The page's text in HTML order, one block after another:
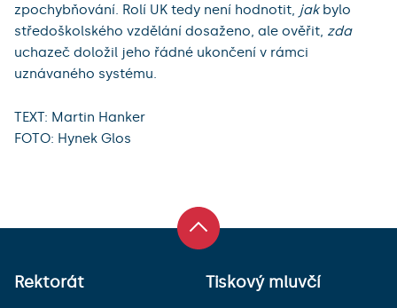
zpochybňování. Rolí UK tedy není hodnotit, jakbylo
středoškolského vzdělání dosaženo, ale ověřit, zda
uchazeč doložil jeho řádné ukončení v rámci
uznávaného systému.
TEXT: Martin Hanker
FOTO: Hynek Glos
Rektorát Tiskový mluvčí